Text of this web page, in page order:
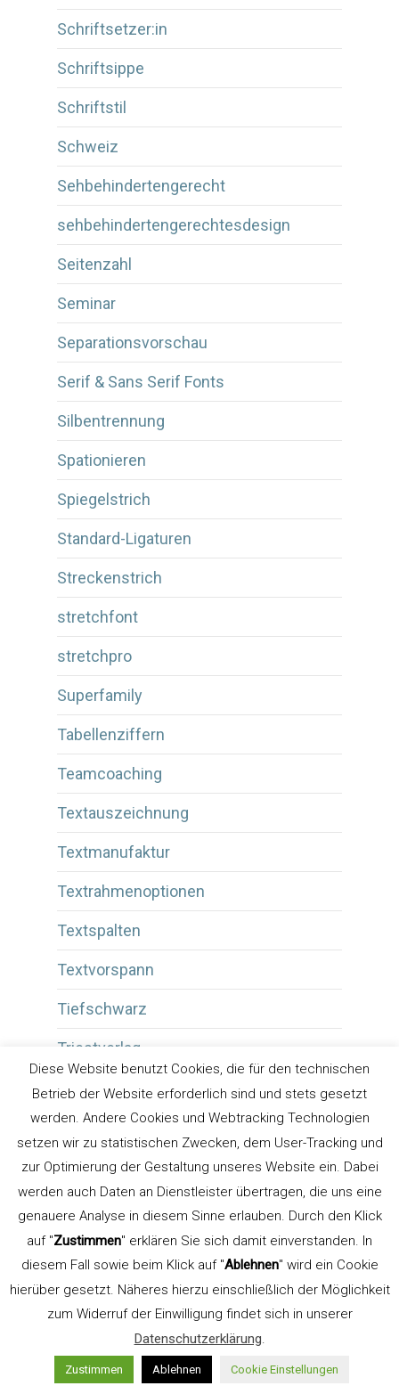
Schriftsetzer:in
Schriftsippe
Schriftstil
Schweiz
Sehbehindertengerecht
sehbehindertengerechtesdesign
Seitenzahl
Seminar
Separationsvorschau
Serif & Sans Serif Fonts
Silbentrennung
Spationieren
Spiegelstrich
Standard-Ligaturen
Streckenstrich
stretchfont
stretchpro
Superfamily
Tabellenziffern
Teamcoaching
Textauszeichnung
Textmanufaktur
Textrahmenoptionen
Textspalten
Textvorspann
Tiefschwarz
Triestverlag
Tutorials
TypeSCHOOL
Typografie
Typografie Südtirol
Typografische Striche
Typografischer Spannungsbogen
typografischerspannungsbogen
Diese Website benutzt Cookies, die für den technischen
Betrieb der Website erforderlich sind und stets gesetzt
werden. Andere Cookies und Webtracking Technologien
setzen wir zu statistischen Zwecken, dem User-Tracking und
zur Optimierung der Gestaltung unseres Website ein. Dabei
werden auch Daten an Dienstleister übertragen, die uns eine
genauere Analyse in diesem Sinne erlauben. Durch den Klick
auf "Zustimmen" erklären Sie sich damit einverstanden. In
diesem Fall sowie beim Klick auf "Ablehnen" wird ein Cookie
hierüber gesetzt. Näheres hierzu einschließlich der Möglichkeit
zum Widerruf der Einwilligung findet sich in unserer
Datenschutzerklärung.
Zustimmen Ablehnen Cookie Einstellungen